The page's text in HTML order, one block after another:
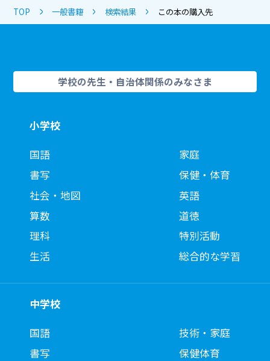
TOP 一般書籍 検索結果 この本の購入先
学校の先生・自治体関係のみなさま
小学校
国語
書写
社会・地図
算数
理科
生活
家庭
保健・体育
英語
道徳
特別活動
総合的な学習
中学校
国語
書写
技術・家庭
保健体育